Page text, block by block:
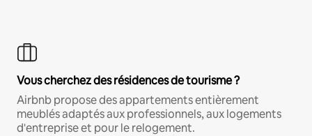
Vous cherchez des résidences de tourisme ?
Airbnb propose des appartements entièrement
meublés adaptés aux professionnels, aux logements
d'entreprise et pour le relogement.